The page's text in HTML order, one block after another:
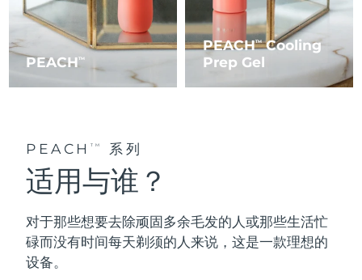
PEACHTM
PEACHTMCooling
Prep Gel
PEACH TM 系列
适用与谁？
对于那些想要去除顽固多余毛发的人或那些生活忙
碌而没有时间每天剃须的人来说，这是一款理想的
设备。